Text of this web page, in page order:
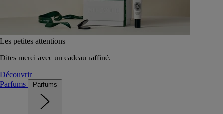
Les petites attentions
Dites merci avec un cadeau raffiné.
Découvrir
Parfums
Parfums